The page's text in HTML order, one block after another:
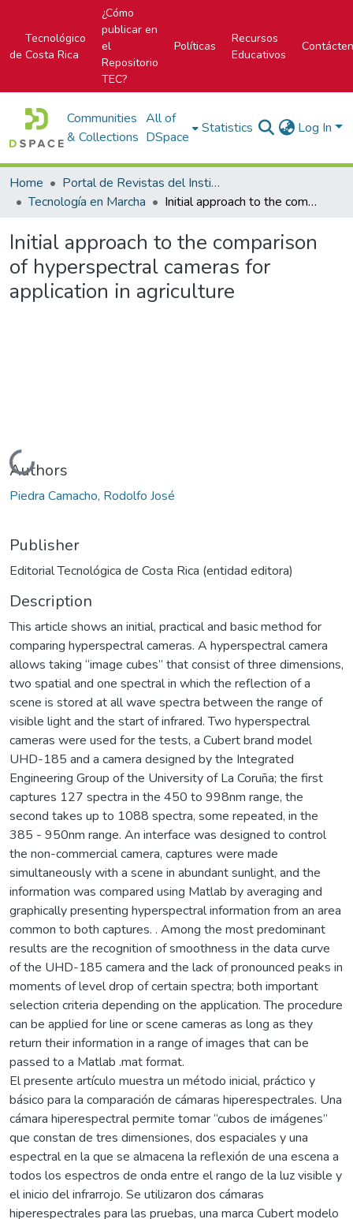
Tecnológico
de Costa Rica
¿Cómo
publicar en
el
Repositorio
TEC?
Políticas
Recursos
Educativos
Communities
& Collections
All of
DSpace
Statistics Log In
Home
Portal de Revistas del Instituto Tecnológico de Costa Rica
Tecnología en Marcha
Initial approach to the comparison of hyperspectral cameras for application in agriculture
Initial approach to the comparison
of hyperspectral cameras for
application in agriculture
Loading...
Authors
Piedra Camacho, Rodolfo José
Publisher
Editorial Tecnológica de Costa Rica (entidad editora)
Description
This article shows an initial, practical and basic method for
comparing hyperspectral cameras. A hyperspectral camera
allows taking “image cubes” that consist of three dimensions,
two spatial and one spectral in which the reflection of a
scene is stored at all wave spectra between the range of
visible light and the start of infrared. Two hyperspectral
cameras were used for the tests, a Cubert brand model
UHD-185 and a camera designed by the Integrated
Engineering Group of the University of La Coruña; the first
captures 127 spectra in the 450 to 998nm range, the
second takes up to 1088 spectra, some repeated, in the
385 - 950nm range. An interface was designed to control
the non-commercial camera, captures were made
simultaneously with a scene in abundant sunlight, and the
information was compared using Matlab by averaging and
graphically presenting hyperspectral information from an area
common to both captures. . Among the most predominant
results are the recognition of smoothness in the data curve
of the UHD-185 camera and the lack of pronounced peaks in
moments of level drop of certain spectra; both important
selection criteria depending on the application. The procedure
can be applied for line or scene cameras as long as they
return their information in a range of images that can be
passed to a Matlab .mat format.
El presente artículo muestra un método inicial, práctico y
básico para la comparación de cámaras hiperespectrales. Una
cámara hiperespectral permite tomar “cubos de imágenes”
que constan de tres dimensiones, dos espaciales y una
espectral en la que se almacena la reflexión de una escena a
todos los espectros de onda entre el rango de la luz visible y
el inicio del infrarrojo. Se utilizaron dos cámaras
hiperespectrales para las pruebas, una marca Cubert modelo